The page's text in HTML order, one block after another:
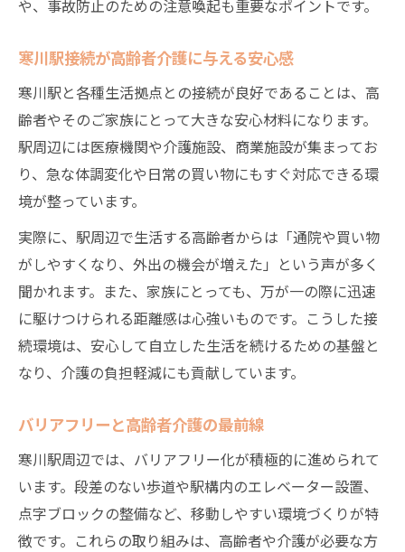
や、事故防止のための注意喚起も重要なポイントです。
寒川駅接続が高齢者介護に与える安心感
寒川駅と各種生活拠点との接続が良好であることは、高
齢者やそのご家族にとって大きな安心材料になります。
駅周辺には医療機関や介護施設、商業施設が集まってお
り、急な体調変化や日常の買い物にもすぐ対応できる環
境が整っています。
実際に、駅周辺で生活する高齢者からは「通院や買い物
がしやすくなり、外出の機会が増えた」という声が多く
聞かれます。また、家族にとっても、万が一の際に迅速
に駆けつけられる距離感は心強いものです。こうした接
続環境は、安心して自立した生活を続けるための基盤と
なり、介護の負担軽減にも貢献しています。
バリアフリーと高齢者介護の最前線
寒川駅周辺では、バリアフリー化が積極的に進められて
います。段差のない歩道や駅構内のエレベーター設置、
点字ブロックの整備など、移動しやすい環境づくりが特
徴です。これらの取り組みは、高齢者や介護が必要な方